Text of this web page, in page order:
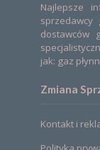
Najlepsze
dostawców
jak: gaz
Zmiana
Kontakt i